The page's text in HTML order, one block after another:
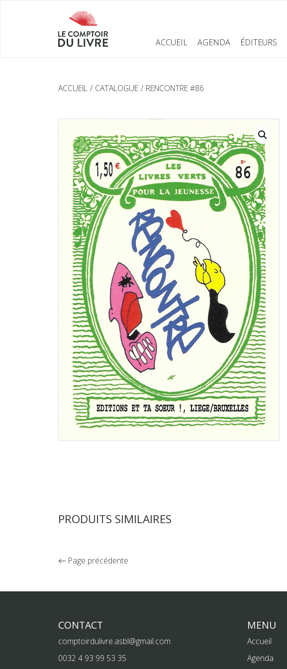
ACCUEIL AGENDA ÉDITEURS
ACCUEIL CATALOGUE RENCONTRE #86
PRODUITS SIMILAIRES
Page précédente
CONTACT
comptoirdulivre.asbl@gmail.com
0032 4 93 99 53 35
MENU
Accueil
Agenda